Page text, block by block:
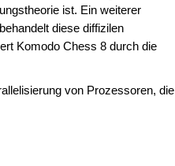
ist. Ein weiterer
diese diffizilen
Komodo Chess 8 durch die
von Prozessoren, die